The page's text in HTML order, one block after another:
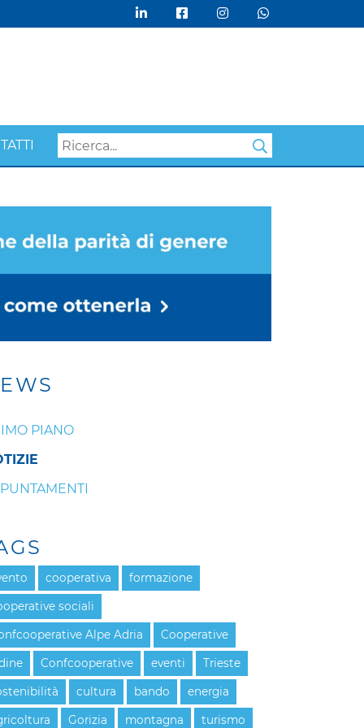
PIANO
cooperativa formazione
sociali
Alpe Adria Cooperative
Confcooperative eventi Trieste
cultura bando energia
Gorizia montagna turismo